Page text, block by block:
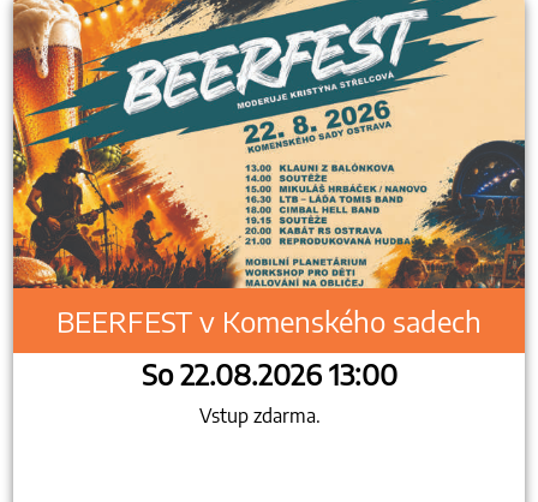
BEERFEST v Komenského sadech
So 22.08.2026 13:00
Vstup zdarma.